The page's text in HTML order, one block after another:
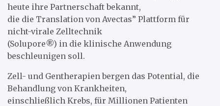
heute ihre Partnerschaft bekannt,
die die Translation von Avectas” Plattform für
nicht-virale Zelltechnik
(Solupore®) in die klinische Anwendung
beschleunigen soll.
Zell- und Gentherapien bergen das Potential, die
Behandlung von Krankheiten,
einschließlich Krebs, für Millionen Patienten